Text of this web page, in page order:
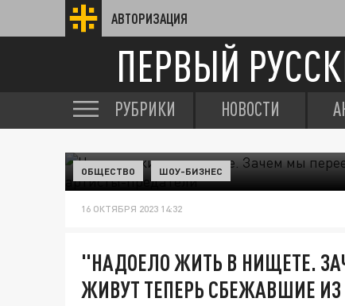
АВТОРИЗАЦИЯ
ПЕРВЫЙ
РУБРИКИ НОВОСТИ
ОБЩЕСТВО ШОУ-БИЗНЕС
16 ОКТЯБРЯ 2023 14:32
"НАДОЕЛО ЖИТЬ В НИЩЕТЕ.
ЖИВУТ ТЕПЕРЬ СБЕЖАВШИЕ